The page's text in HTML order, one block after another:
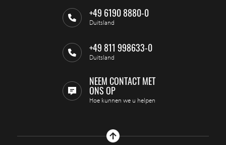
+49 6190 8880-0
Duitsland
+49 811 998633-0
Duitsland
NEEM CONTACT MET
ONS OP
Hoe kunnen we u helpen